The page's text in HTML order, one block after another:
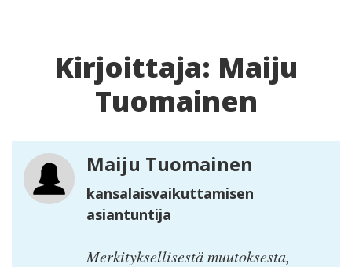
Kirjoittaja: Maiju
Tuomainen
Maiju Tuomainen
kansalaisvaikuttamisen
asiantuntija
Merkityksellisestä muutoksesta,